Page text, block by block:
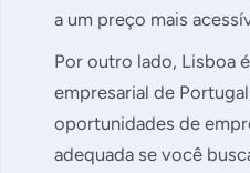
a um preço mais
Por outro lado, Lisboa
empresarial de
oportunidades de
adequada se você